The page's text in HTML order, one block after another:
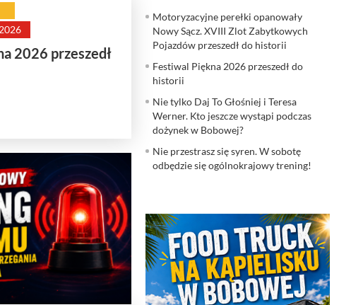
2026 przeszedł
Motoryzacyjne perełki opanowały
Nowy Sącz. XVIII Zlot Zabytkowych
Pojazdów przeszedł do historii
Festiwal Piękna 2026 przeszedł do
historii
Nie tylko Daj To Głośniej i Teresa
Werner. Kto jeszcze wystąpi podczas
dożynek w Bobowej?
Nie przestrasz się syren. W sobotę
odbędzie się ogólnokrajowy trening!